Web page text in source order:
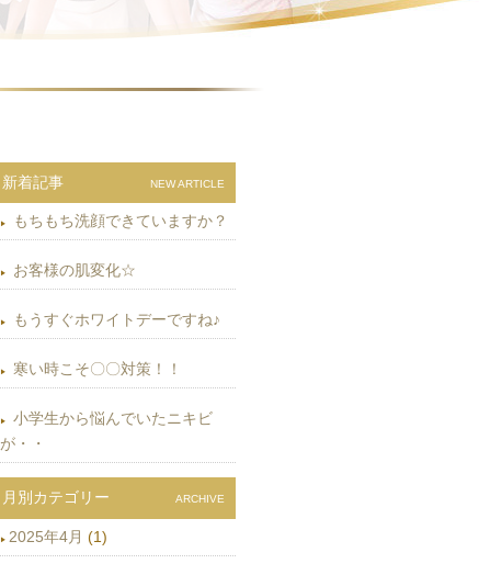
新着記事 NEW ARTICLE
もちもち洗顔できていますか？
お客様の肌変化☆
もうすぐホワイトデーですね♪
寒い時こそ〇〇対策！！
小学生から悩んでいたニキビ
が・・
月別カテゴリー ARCHIVE
2025年4月 (1)